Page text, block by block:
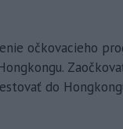
očkovacieho
do